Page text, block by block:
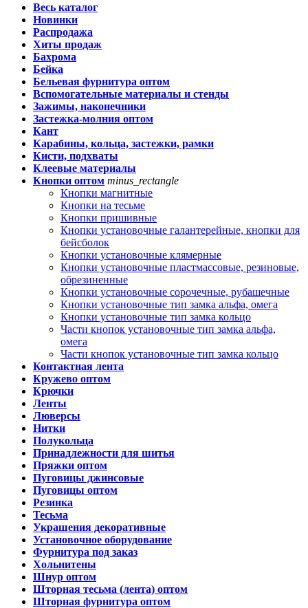
Весь каталог
Новинки
Распродажа
Хиты продаж
Бахрома
Бейка
Бельевая фурнитура оптом
Вспомогательные материалы и стенды
Зажимы, наконечники
Застежка-молния оптом
Кант
Карабины, кольца, застежки, рамки
Кисти, подхваты
Клеевые материалы
Кнопки оптом minus_rectangle
Кнопки магнитные
Кнопки на тесьме
Кнопки пришивные
Кнопки установочные галантерейные, кнопки для
бейсболок
Кнопки установочные клямерные
Кнопки установочные пластмассовые, резиновые,
обрезиненные
Кнопки установочные сорочечные, рубашечные
Кнопки установочные тип замка альфа, омега
Кнопки установочные тип замка кольцо
Части кнопок установочные тип замка альфа,
омега
Части кнопок установочные тип замка кольцо
Контактная лента
Кружево оптом
Крючки
Ленты
Люверсы
Нитки
Полукольца
Принадлежности для шитья
Пряжки оптом
Пуговицы джинсовые
Пуговицы оптом
Резинка
Тесьма
Украшения декоративные
Установочное оборудование
Фурнитура под заказ
Хольнитены
Шнур оптом
Шторная тесьма (лента) оптом
Шторная фурнитура оптом